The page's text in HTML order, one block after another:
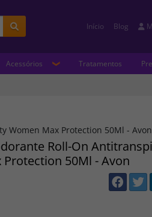
Início Blog
Acessórios Tratamentos
Women Max Protection 50Ml - Avon
Roll-On
50Ml - Avon